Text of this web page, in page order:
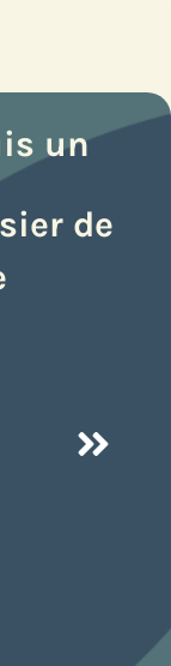
un
de